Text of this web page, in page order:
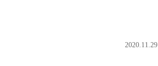
2020.11.29